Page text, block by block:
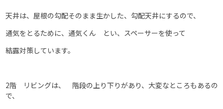
天井は、屋根の勾配そのまま生かした、勾配天井にするので、
通気をとるために、通気くん とい、スペーサーを使って
結露対策しています。
2階 リビングは、 階段の上り下りがあり、大変なところもあるの
で、